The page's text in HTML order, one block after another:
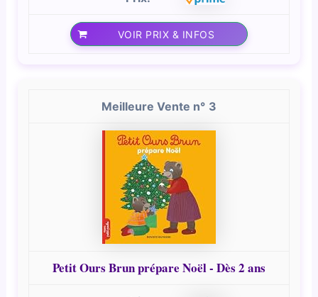
VOIR PRIX & INFOS
3
Petit Ours Brun prépare Noël - Dès 2 ans